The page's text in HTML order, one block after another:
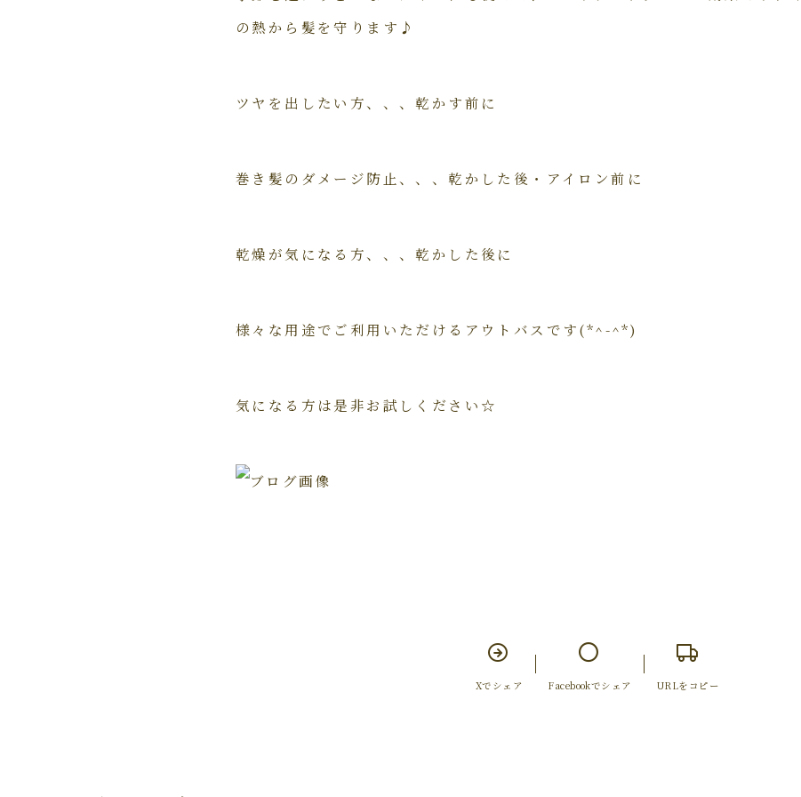
の熱から髪を守ります♪
ツヤを出したい方、、、乾かす前に
巻き髪のダメージ防止、、、乾かした後・アイロン前に
乾燥が気になる方、、、乾かした後に
様々な用途でご利用いただけるアウトバスです(*^-^*)
気になる方は是非お試しください☆
Xでシェア Facebookでシェア URLをコピー